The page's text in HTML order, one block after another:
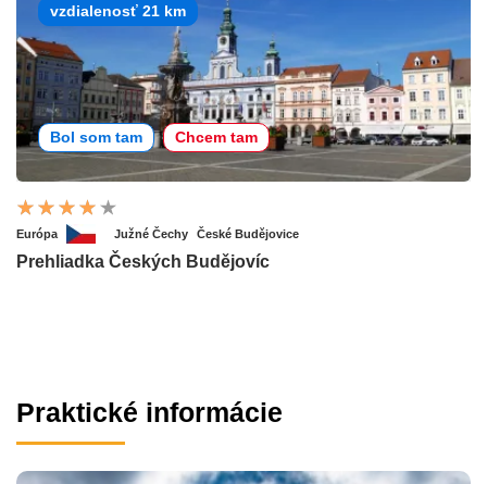
vzdialenosť 21 km
Bol som tam Chcem tam
Európa Južné Čechy České Budějovice
Prehliadka Českých Budějovíc
Praktické informácie